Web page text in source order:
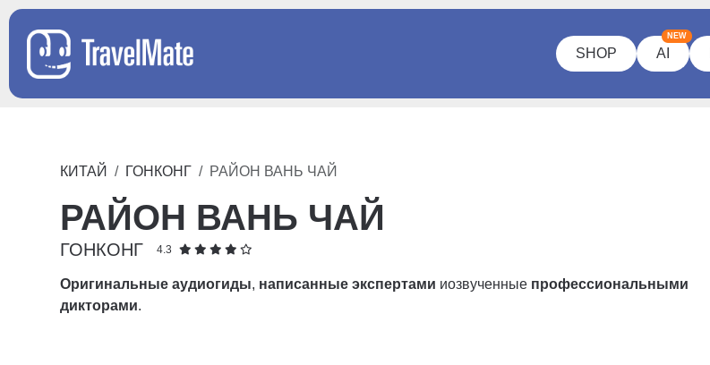
SHOP AI
NEW
КИТАЙ ГОНКОНГ РАЙОН ВАНЬ ЧАЙ
РАЙОН ВАНЬ ЧАЙ
ГОНКОНГ 4.3
Оригинальные аудиогиды, написанные экспертами иозвученные профессиональными
дикторами.